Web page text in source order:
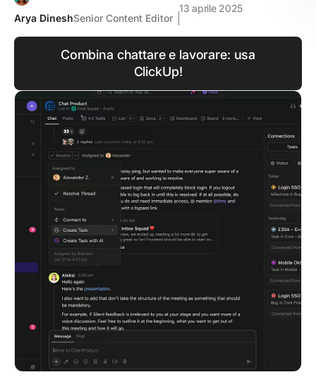
Arya DineshSenior Content Editor
13 aprile 2025
Combina chattare e lavorare: usa
ClickUp!